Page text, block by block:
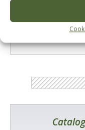
Tecniche, prodotti